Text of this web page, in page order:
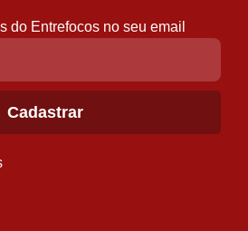
do Entrefocos no seu email